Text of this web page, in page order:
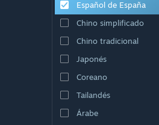
Español de España
Chino simplificado
Chino tradicional
Japonés
Coreano
Tailandés
Árabe